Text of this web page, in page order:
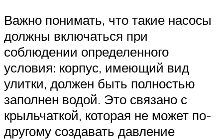
Важно понимать, что такие насосы
должны включаться при
соблюдении определенного
условия: корпус, имеющий вид
улитки, должен быть полностью
заполнен водой. Это связано с
крыльчаткой, которая не может по-
другому создавать давление